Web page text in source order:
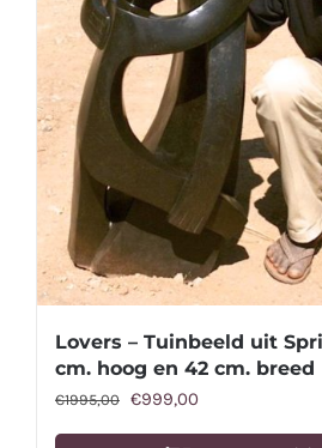
Lovers – Tuinbeeld uit
cm. hoog en 42 cm. breed
€1995,00 Oorspronkelijke
prijs
€999,00
prijs